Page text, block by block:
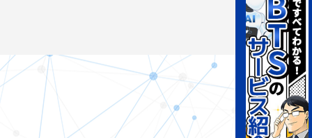
ソリューション」の実現です。
ます。
向が高いですが、弊社は自社での試験運営経験を